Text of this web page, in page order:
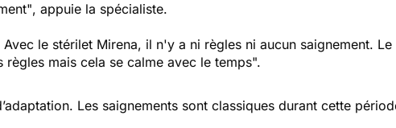
, appuie la spécialiste.
le stérilet Mirena, il n'y a ni règles ni aucun saignement. Le
règles mais cela se calme avec le temps".
Les saignements sont classiques durant cette